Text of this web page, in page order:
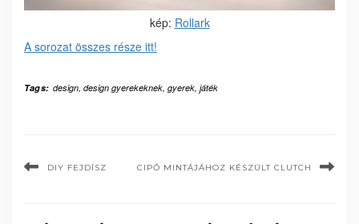
kép: Rollark
A sorozat összes része itt!
Tags: design, design gyerekeknek, gyerek, játék
DIY FEJDÍSZ CIPŐ MINTÁJÁHOZ KÉSZÜLT CLUTCH